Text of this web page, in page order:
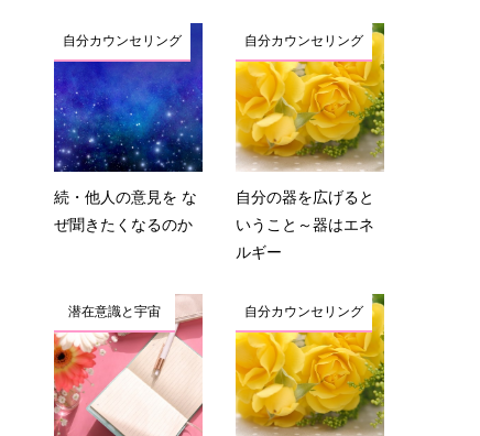
自分カウンセリング
続・他人の意見を な
ぜ聞きたくなるのか
自分カウンセリング
自分の器を広げると
いうこと～器はエネ
ルギー
潜在意識と宇宙 自分カウンセリング